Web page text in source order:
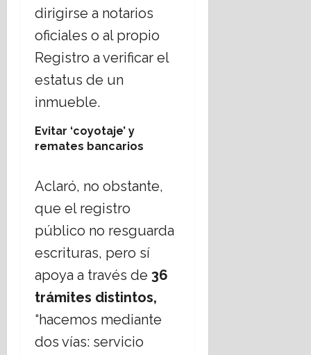
dirigirse a notarios
oficiales o al propio
Registro a verificar el
estatus de un
inmueble.
Evitar ‘coyotaje’ y
remates bancarios
Aclaró, no obstante,
que el registro
público no resguarda
escrituras, pero sí
apoya a través de 36
trámites distintos,
“hacemos mediante
dos vías: servicio